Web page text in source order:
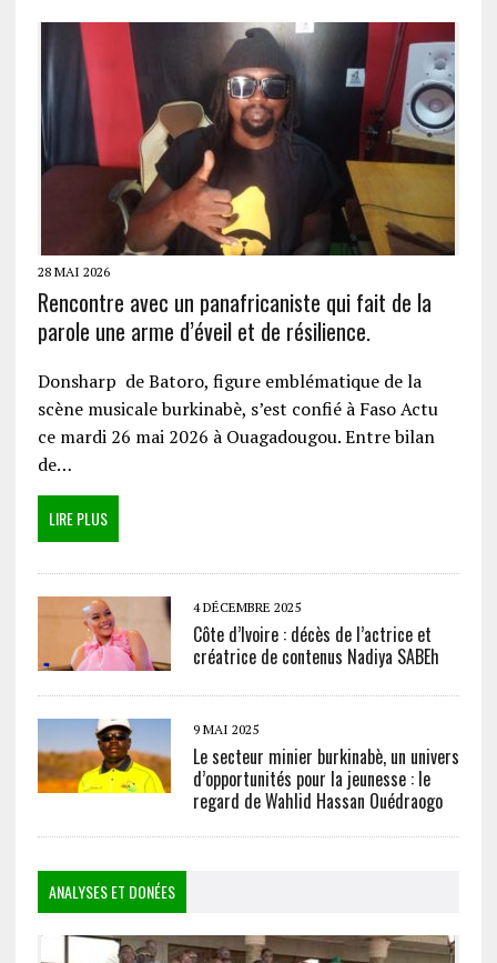
28 MAI 2026
Rencontre avec un panafricaniste qui fait de la
parole une arme d’éveil et de résilience.
Donsharp de Batoro, figure emblématique de la
scène musicale burkinabè, s’est confié à Faso Actu
ce mardi 26 mai 2026 à Ouagadougou. Entre bilan
de…
LIRE PLUS
4 DÉCEMBRE 2025
Côte d’Ivoire : décès de l’actrice et
créatrice de contenus Nadiya SABEh
9 MAI 2025
Le secteur minier burkinabè, un univers
d’opportunités pour la jeunesse : le
regard de Wahlid Hassan Ouédraogo
ANALYSES ET DONÉES